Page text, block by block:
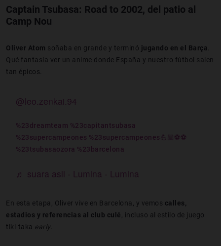
Captain Tsubasa: Road to 2002, del patio al
Camp Nou
Oliver Atom soñaba en grande y terminó jugando en el Barça
Qué fantasía ver un anime donde España y nuestro fútbol salen
tan épicos.
@leo.zenkai.94
%23dreamteam %23capitantsubasa
%23supercampeones %23supercampeones💪🏼⚽️⚽️
%23tsubasaozora %23barcelona
♬ suara asli - Lumina - Lumina
En esta etapa, Oliver vive en Barcelona, y vemos calles,
estadios y referencias al club culé , incluso al estilo de juego
tiki-taka early.